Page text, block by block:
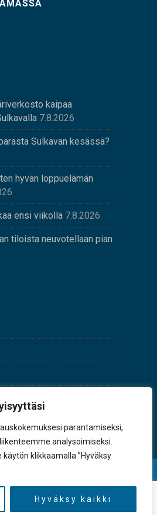
parantamiseksi,
analysoimiseksi.
klikkaamalla ”Hyväksy
Hyväksy kaikki
kaipaa
7.8.2026
Sulkavan kesässä?
hyvän loppuelämän
ensi viikolla 7.8.2026
tiloista neuvotellaan pian